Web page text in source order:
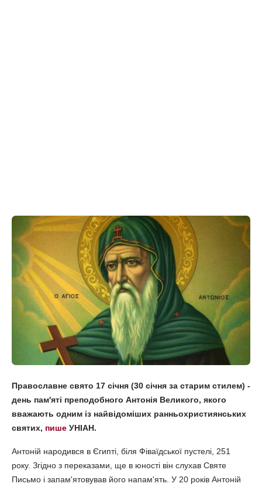
Православне свято 17 січня (30 січня за старим стилем) -
день пам'яті преподобного Антонія Великого, якого
вважають одним із найвідоміших ранньохристиянських
святих, пише УНІАН.
Антоній народився в Єгипті, біля Фіваїдської пустелі, 251
року. Згідно з переказами, ще в юності він слухав Святе
Письмо і запам'ятовував його напам'ять. У 20 років Антоній